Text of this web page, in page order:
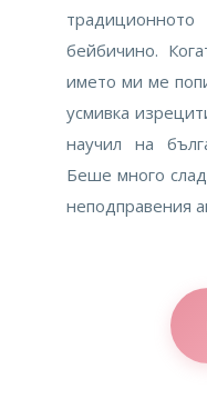
бейбичино.
името ми ме
усмивка
научил на
Беше много
неподправения